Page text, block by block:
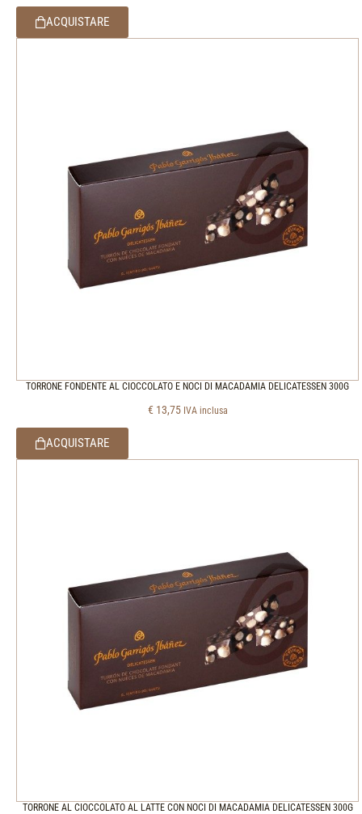
ACQUISTARE
TORRONE FONDENTE AL CIOCCOLATO E NOCI DI MACADAMIA DELICATESSEN 300G
€ 13,75 IVA inclusa
ACQUISTARE
TORRONE AL CIOCCOLATO AL LATTE CON NOCI DI MACADAMIA DELICATESSEN 300G